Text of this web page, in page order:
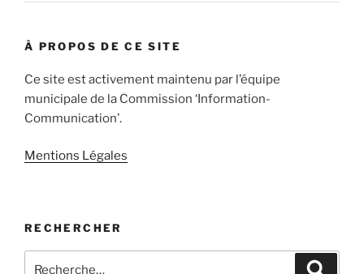
À PROPOS DE CE SITE
Ce site est activement maintenu par l’équipe
municipale de la Commission ‘Information-
Communication’.
Mentions Légales
RECHERCHER